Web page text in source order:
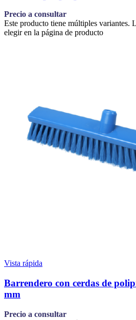
Precio a consultar
Este producto tiene múltiples variantes.
elegir en la página de producto
Vista rápida
Barrendero con cerdas de
mm
Precio a consultar